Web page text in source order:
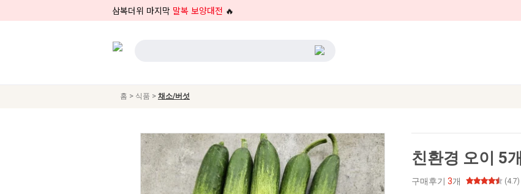
삼복더위 마지막 말복 보양대전 🔥
홈 > 식품 > 채소/버섯
친환경 오이 5개
구매후기 3개 (4.7)